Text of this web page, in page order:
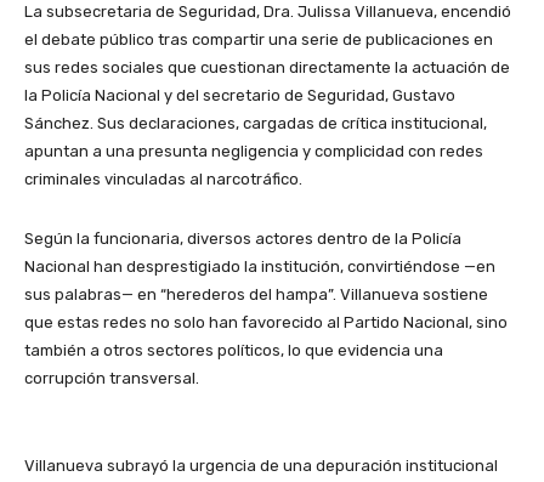
La subsecretaria de Seguridad, Dra. Julissa Villanueva, encendió
el debate público tras compartir una serie de publicaciones en
sus redes sociales que cuestionan directamente la actuación de
la Policía Nacional y del secretario de Seguridad, Gustavo
Sánchez. Sus declaraciones, cargadas de crítica institucional,
apuntan a una presunta negligencia y complicidad con redes
criminales vinculadas al narcotráfico.
Según la funcionaria, diversos actores dentro de la Policía
Nacional han desprestigiado la institución, convirtiéndose —en
sus palabras— en “herederos del hampa”. Villanueva sostiene
que estas redes no solo han favorecido al Partido Nacional, sino
también a otros sectores políticos, lo que evidencia una
corrupción transversal.
Villanueva subrayó la urgencia de una depuración institucional